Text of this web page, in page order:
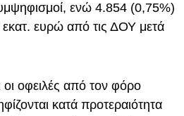
ενώ 4.854 (0,75%)
ευρώ από τις ΔΟΥ μετά
οι οφειλές από τον φόρο
κατά προτεραιότητα